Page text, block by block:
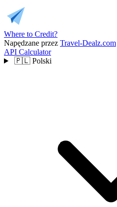
Where to Credit?
Napędzane przez Travel-Dealz.com
API Calculator
🇵🇱 Polski